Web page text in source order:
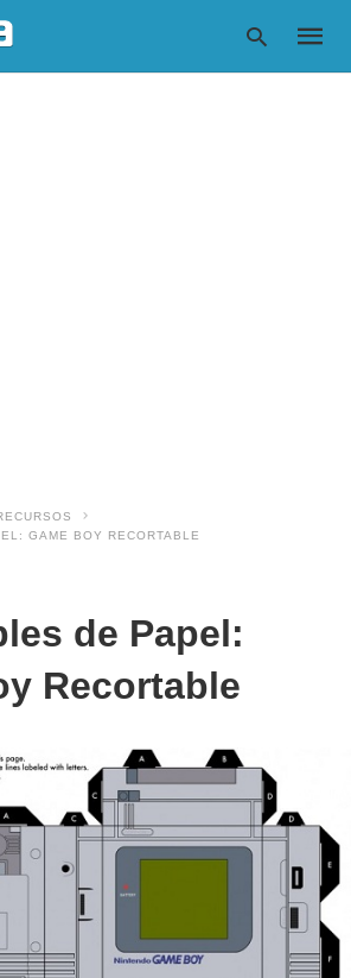
GAME BOY RECORTABLE
de Papel:
Recortable